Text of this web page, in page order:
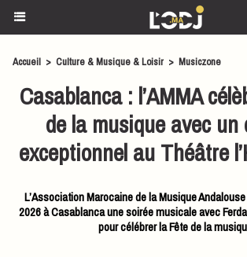
Accueil > Culture & Musique & Loisir > Musiczone
Casablanca : l’AMMA
de la musique avec un
exceptionnel au Théâtre
L’Association Marocaine de la Musique
2026 à Casablanca une soirée musicale avec
pour célébrer la Fête de la